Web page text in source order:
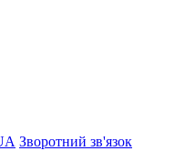
Зворотний зв'язок